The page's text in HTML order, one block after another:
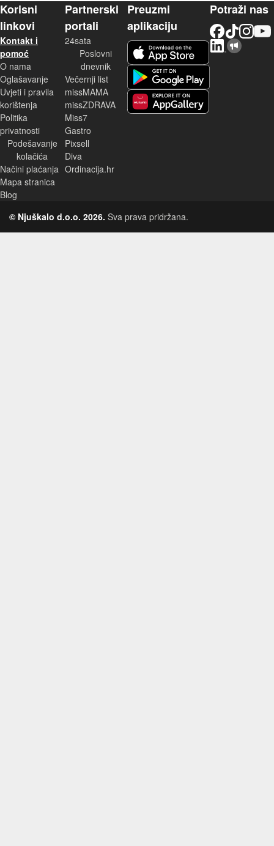
Korisni
linkovi
Kontakt i
pomoć
O nama
Oglašavanje
Uvjeti i pravila
korištenja
Politika
privatnosti
Podešavanje
kolačića
Načini plaćanja
Mapa stranica
Blog
Partnerski
portali
24sata
Poslovni
dnevnik
Večernji list
missMAMA
missZDRAVA
Miss7
Gastro
Pixsell
Diva
Ordinacija.hr
Preuzmi
aplikaciju
Potraži nas
© Njuškalo d.o.o. 2026. Sva prava pridržana.